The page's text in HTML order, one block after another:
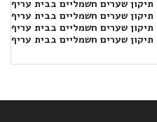
תיקון שערים חשמליים בבית עריף
תיקון שערים חשמליים בבית עריף
תיקון שערים חשמליים בבית עריף
תיקון שערים חשמליים בבית עריף